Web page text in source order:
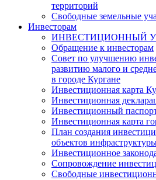
территорий
Свободные земельные
Инвесторам
ИНВЕСТИЦИОННЫЙ
Обращение к инвесторам
Совет по улучшению
развитию малого и
в городе Кургане
Инвестиционная карта
Инвестиционная
Инвестиционный
Инвестиционная карта
План создания
объектов
Инвестиционное
Сопровождение
Свободные